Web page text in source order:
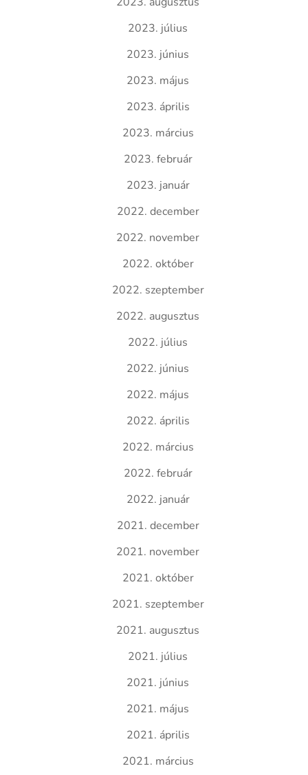
2023. július
2023. június
2023. május
2023. április
2023. március
2023. február
2023. január
2022. december
2022. november
2022. október
2022. szeptember
2022. augusztus
2022. július
2022. június
2022. május
2022. április
2022. március
2022. február
2022. január
2021. december
2021. november
2021. október
2021. szeptember
2021. augusztus
2021. július
2021. június
2021. május
2021. április
2021. március